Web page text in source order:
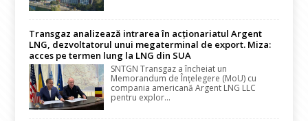
Transgaz analizează intrarea în acționariatul Argent
LNG, dezvoltatorul unui megaterminal de export. Miza:
acces pe termen lung la LNG din SUA
SNTGN Transgaz a încheiat un
Memorandum de Înțelegere (MoU) cu
compania americană Argent LNG LLC
pentru explor...